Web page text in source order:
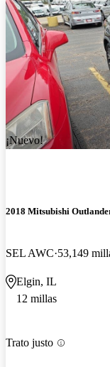
¡Nuevo!
2018 Mitsubishi
SEL AWC 53,149
Elgin, IL
12 millas
Trato justo